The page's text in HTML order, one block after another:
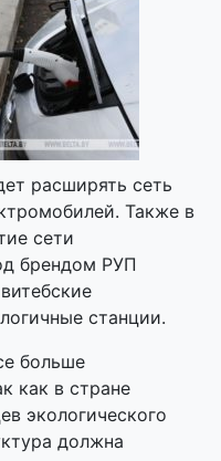
расширять сеть
Также в
сети
брендом РУП
станции.
больше
как в стране
экологического
должна